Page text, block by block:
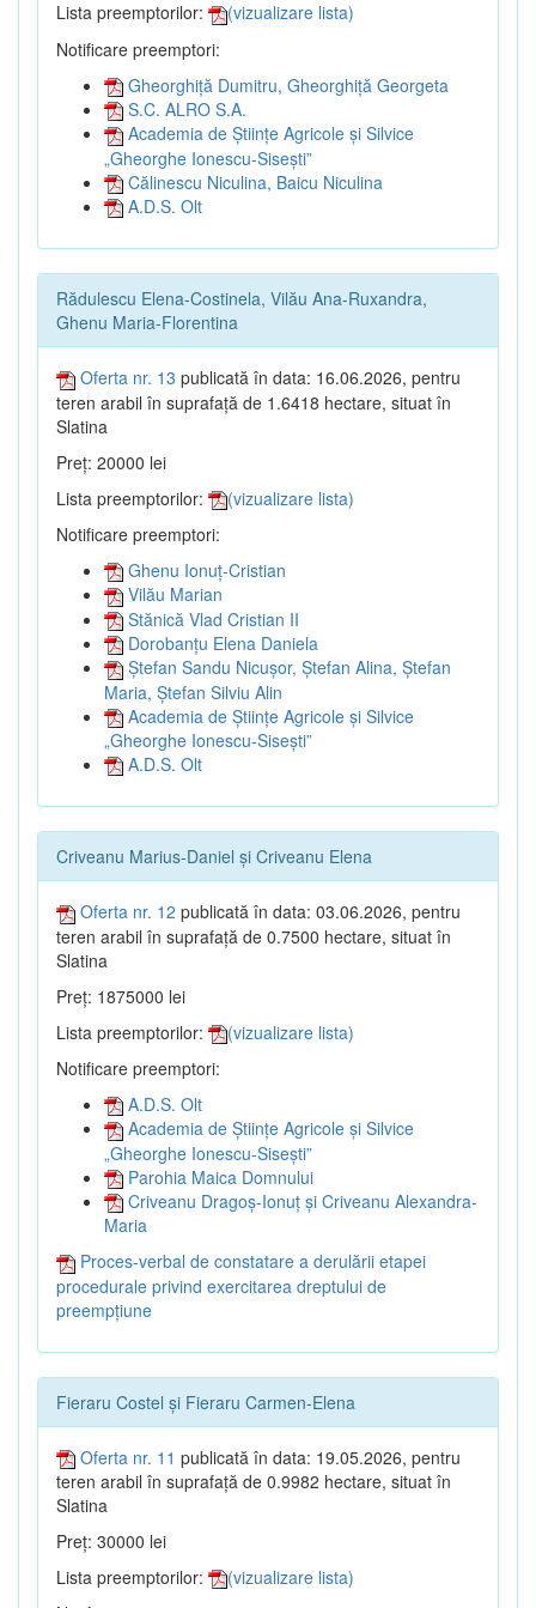
Lista preemptorilor:
(vizualizare lista)
Notificare preemptori:
Gheorghiță Dumitru, Gheorghiță Georgeta
S.C. ALRO S.A.
Academia de Științe Agricole și Silvice
„Gheorghe Ionescu-Sisești”
Călinescu Niculina, Baicu Niculina
A.D.S. Olt
Rădulescu Elena-Costinela, Vilău Ana-Ruxandra,
Ghenu Maria-Florentina
Oferta nr. 13 publicată în data: 16.06.2026, pentru
teren arabil în suprafață de 1.6418 hectare, situat în
Slatina
Preț: 20000 lei
Lista preemptorilor:
(vizualizare lista)
Notificare preemptori:
Ghenu Ionuț-Cristian
Vilău Marian
Stănică Vlad Cristian II
Dorobanțu Elena Daniela
Ștefan Sandu Nicușor, Ștefan Alina, Ștefan
Maria, Ștefan Silviu Alin
Academia de Științe Agricole și Silvice
„Gheorghe Ionescu-Sisești”
A.D.S. Olt
Criveanu Marius-Daniel și Criveanu Elena
Oferta nr. 12 publicată în data: 03.06.2026, pentru
teren arabil în suprafață de 0.7500 hectare, situat în
Slatina
Preț: 1875000 lei
Lista preemptorilor:
(vizualizare lista)
Notificare preemptori:
A.D.S. Olt
Academia de Științe Agricole și Silvice
„Gheorghe Ionescu-Sisești”
Parohia Maica Domnului
Criveanu Dragoș-Ionuț și Criveanu Alexandra-
Maria
Proces-verbal de constatare a derulării etapei
procedurale privind exercitarea dreptului de
preempțiune
Fieraru Costel și Fieraru Carmen-Elena
Oferta nr. 11 publicată în data: 19.05.2026, pentru
teren arabil în suprafață de 0.9982 hectare, situat în
Slatina
Preț: 30000 lei
Lista preemptorilor:
(vizualizare lista)